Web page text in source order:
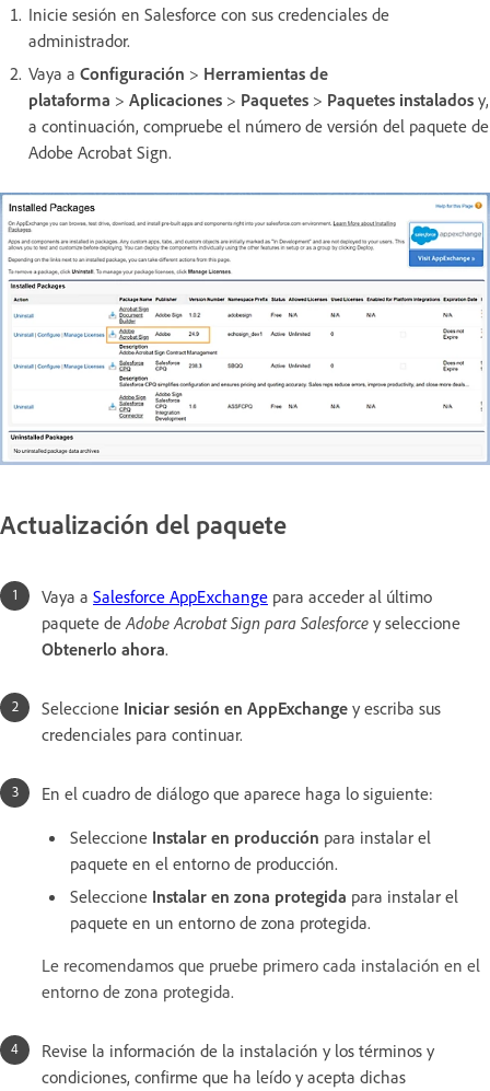
Inicie sesión en Salesforce con sus credenciales de
administrador.
Vaya a Configuración > Herramientas de
plataforma > Aplicaciones > Paquetes > Paquetes instalados y,
a continuación, compruebe el número de versión del paquete de
Adobe Acrobat Sign.
Actualización del paquete
Vaya a Salesforce AppExchange para acceder al último
paquete de Adobe Acrobat Sign para Salesforce y seleccione
Obtenerlo ahora.
Seleccione Iniciar sesión en AppExchange y escriba sus
credenciales para continuar.
En el cuadro de diálogo que aparece haga lo siguiente:
Seleccione Instalar en producción para instalar el
paquete en el entorno de producción.
Seleccione Instalar en zona protegida para instalar el
paquete en un entorno de zona protegida.
Le recomendamos que pruebe primero cada instalación en el
entorno de zona protegida.
Revise la información de la instalación y los términos y
condiciones, confirme que ha leído y acepta dichas